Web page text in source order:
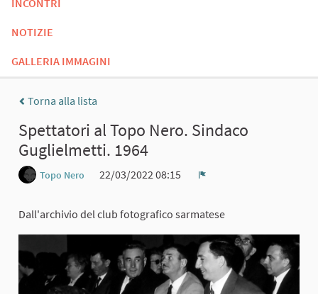
NOTIZIE
GALLERIA IMMAGINI
Torna alla lista
Spettatori al Topo Nero. Sindaco
Guglielmetti. 1964
Topo Nero
22/03/2022 08:15
Dall'archivio del club fotografico sarmatese